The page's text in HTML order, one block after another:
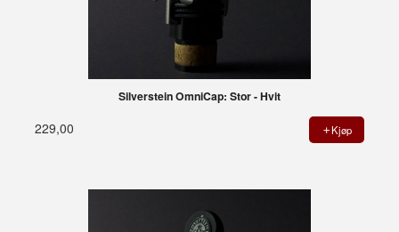
Silverstein OmniCap: Stor - Hvit
229,00 Kjøp